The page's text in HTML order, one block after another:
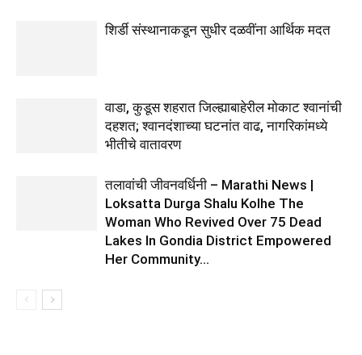
शिर्डी संस्थानाकडून सुधीर दळवींना आर्थिक मदत
वाडा, कुडूस शहरात जिल्ह्याबाहेरील मोकाट श्वानांची
दहशत; श्वानदंशाच्या घटनांत वाढ, नागरिकांमध्ये
भीतीचे वातावरण
तलावांची जीवनवर्धिनी – Marathi News |
Loksatta Durga Shalu Kolhe The
Woman Who Revived Over 75 Dead
Lakes In Gondia District Empowered
Her Community...